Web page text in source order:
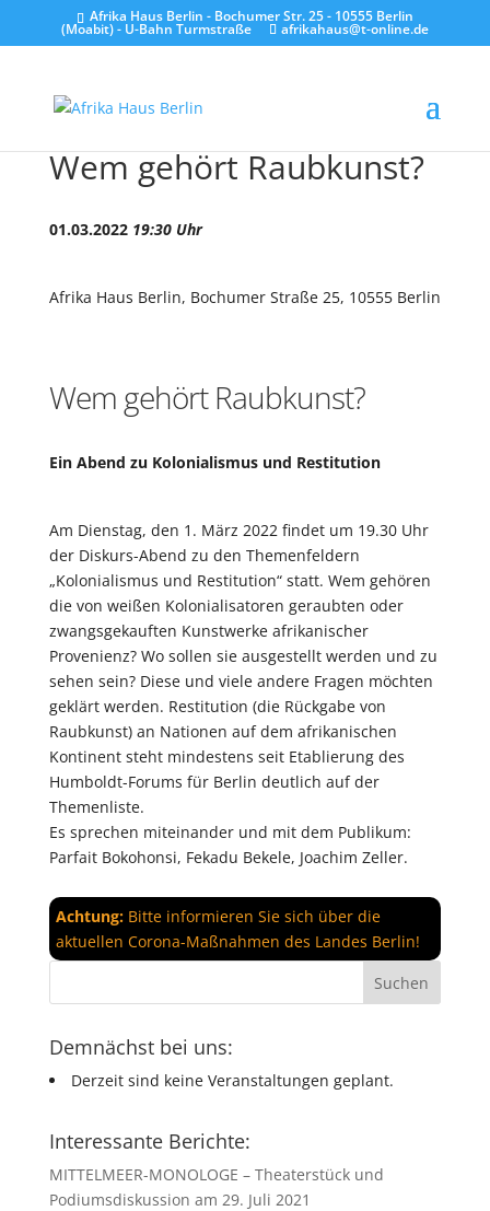
Afrika Haus Berlin - Bochumer Str. 25 - 10555 Berlin
(Moabit) - U-Bahn Turmstraße afrikahaus@t-online.de
Wem gehört Raubkunst?
01.03.2022 19:30 Uhr
Afrika Haus Berlin, Bochumer Straße 25, 10555 Berlin
Wem gehört Raubkunst?
Ein Abend zu Kolonialismus und Restitution
Am Dienstag, den 1. März 2022 findet um 19.30 Uhr
der Diskurs-Abend zu den Themenfeldern
„Kolonialismus und Restitution“ statt. Wem gehören
die von weißen Kolonialisatoren geraubten oder
zwangsgekauften Kunstwerke afrikanischer
Provenienz? Wo sollen sie ausgestellt werden und zu
sehen sein? Diese und viele andere Fragen möchten
geklärt werden. Restitution (die Rückgabe von
Raubkunst) an Nationen auf dem afrikanischen
Kontinent steht mindestens seit Etablierung des
Humboldt-Forums für Berlin deutlich auf der
Themenliste.
Es sprechen miteinander und mit dem Publikum:
Parfait Bokohonsi, Fekadu Bekele, Joachim Zeller.
Achtung:Bitte informieren Sie sich über die
aktuellen Corona-Maßnahmen des Landes Berlin!
Demnächst bei uns:
Derzeit sind keine Veranstaltungen geplant.
Interessante Berichte:
MITTELMEER-MONOLOGE – Theaterstück und
Podiumsdiskussion am 29. Juli 2021